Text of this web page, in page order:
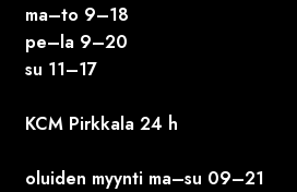
ma–to 9–18
pe–la 9–20
su 11–17
KCM Pirkkala 24 h
oluiden myynti ma–su 09–21